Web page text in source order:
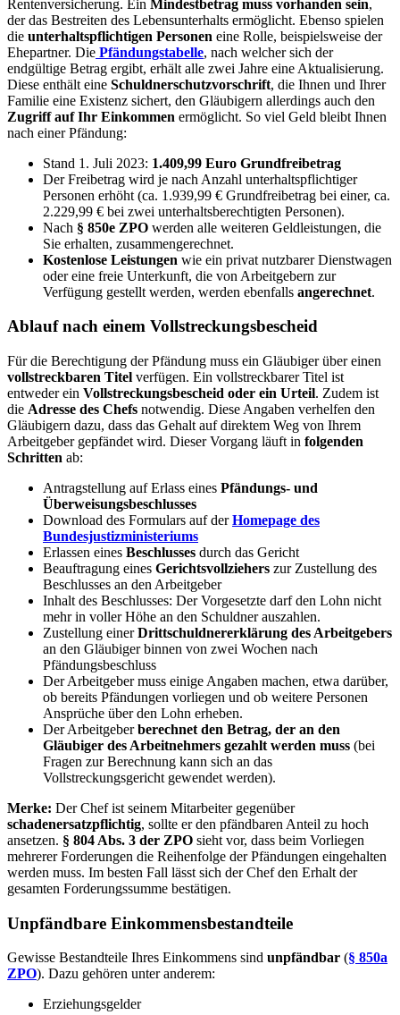
Rentenversicherung. Ein Mindestbetrag muss vorhanden sein,
der das Bestreiten des Lebensunterhalts ermöglicht. Ebenso spielen
die unterhaltspflichtigen Personen eine Rolle, beispielsweise der
Ehepartner. Die Pfändungstabelle, nach welcher sich der
endgültige Betrag ergibt, erhält alle zwei Jahre eine Aktualisierung.
Diese enthält eine Schuldnerschutzvorschrift, die Ihnen und Ihrer
Familie eine Existenz sichert, den Gläubigern allerdings auch den
Zugriff auf Ihr Einkommen ermöglicht. So viel Geld bleibt Ihnen
nach einer Pfändung:
Stand 1. Juli 2023: 1.409,99 Euro Grundfreibetrag
Der Freibetrag wird je nach Anzahl unterhaltspflichtiger
Personen erhöht (ca. 1.939,99 € Grundfreibetrag bei einer, ca.
2.229,99 € bei zwei unterhaltsberechtigten Personen).
Nach § 850e ZPO werden alle weiteren Geldleistungen, die
Sie erhalten, zusammengerechnet.
Kostenlose Leistungen wie ein privat nutzbarer Dienstwagen
oder eine freie Unterkunft, die von Arbeitgebern zur
Verfügung gestellt werden, werden ebenfalls angerechnet.
Ablauf nach einem Vollstreckungsbescheid
Für die Berechtigung der Pfändung muss ein Gläubiger über einen
vollstreckbaren Titel verfügen. Ein vollstreckbarer Titel ist
entweder ein Vollstreckungsbescheid oder ein Urteil. Zudem ist
die Adresse des Chefs notwendig. Diese Angaben verhelfen den
Gläubigern dazu, dass das Gehalt auf direktem Weg von Ihrem
Arbeitgeber gepfändet wird. Dieser Vorgang läuft in folgenden
Schritten ab:
Antragstellung auf Erlass eines Pfändungs- und
Überweisungsbeschlusses
Download des Formulars auf derHomepage des
Bundesjustizministeriums
Erlassen eines Beschlusses durch das Gericht
Beauftragung eines Gerichtsvollziehers zur Zustellung des
Beschlusses an den Arbeitgeber
Inhalt des Beschlusses: Der Vorgesetzte darf den Lohn nicht
mehr in voller Höhe an den Schuldner auszahlen.
Zustellung einerDrittschuldnererklärung des Arbeitgebers
an den Gläubiger binnen von zwei Wochen nach
Pfändungsbeschluss
Der Arbeitgeber muss einige Angaben machen, etwa darüber,
ob bereits Pfändungen vorliegen und ob weitere Personen
Ansprüche über den Lohn erheben.
Der Arbeitgeberberechnet den Betrag, der an den
Gläubiger des Arbeitnehmers gezahlt werden muss (bei
Fragen zur Berechnung kann sich an das
Vollstreckungsgericht gewendet werden).
Merke: Der Chef ist seinem Mitarbeiter gegenüber
schadenersatzpflichtig, sollte er den pfändbaren Anteil zu hoch
ansetzen. § 804 Abs. 3 der ZPO sieht vor, dass beim Vorliegen
mehrerer Forderungen die Reihenfolge der Pfändungen eingehalten
werden muss. Im besten Fall lässt sich der Chef den Erhalt der
gesamten Forderungssumme bestätigen.
Unpfändbare Einkommensbestandteile
Gewisse Bestandteile Ihres Einkommens sind unpfändbar (§ 850a
ZPO). Dazu gehören unter anderem:
Erziehungsgelder